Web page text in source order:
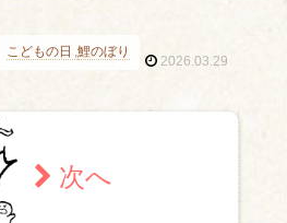
こどもの日 鯉のぼり
2026.03.29